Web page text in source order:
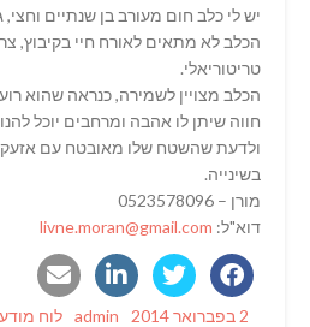
יש לי כלב חום מעורב בן שנתיים וחצי,
הכלב לא מתאים לאורח חיי בקיבוץ,
טריטוריאלי.
הכלב מצויין לשמירה, כנראה שהוא
חווה שיתן לו אהבה ומרחבים יוכל
ולדעת שהשטח שלו מאובטח עם
בשינייה.
מורן – 0523578096
דוא"ל: livne.moran@gmail.com
Posted
2 בפברואר 2014 Author
admin לוח